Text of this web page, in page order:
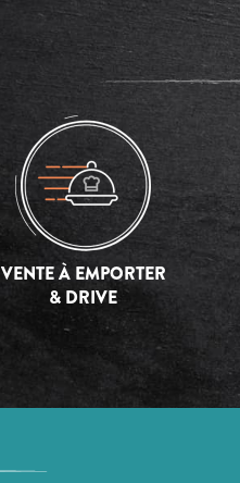
VENTE À EMPORTER
& DRIVE